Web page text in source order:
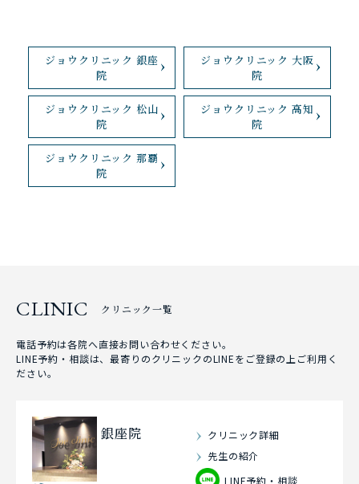
ジョウクリニック 銀座
院
ジョウクリニック 大阪
院
ジョウクリニック 松山
院
ジョウクリニック 高知
院
ジョウクリニック 那覇
院
CLINIC クリニック一覧
電話予約は各院へ直接お問い合わせください。
LINE予約・相談は、最寄りのクリニックのLINEをご登録の上ご利用く
ださい。
銀座院
クリニック詳細
先生の紹介
LINE予約・相談